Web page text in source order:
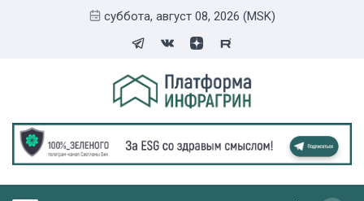
суббота, август 08, 2026 (MSK)